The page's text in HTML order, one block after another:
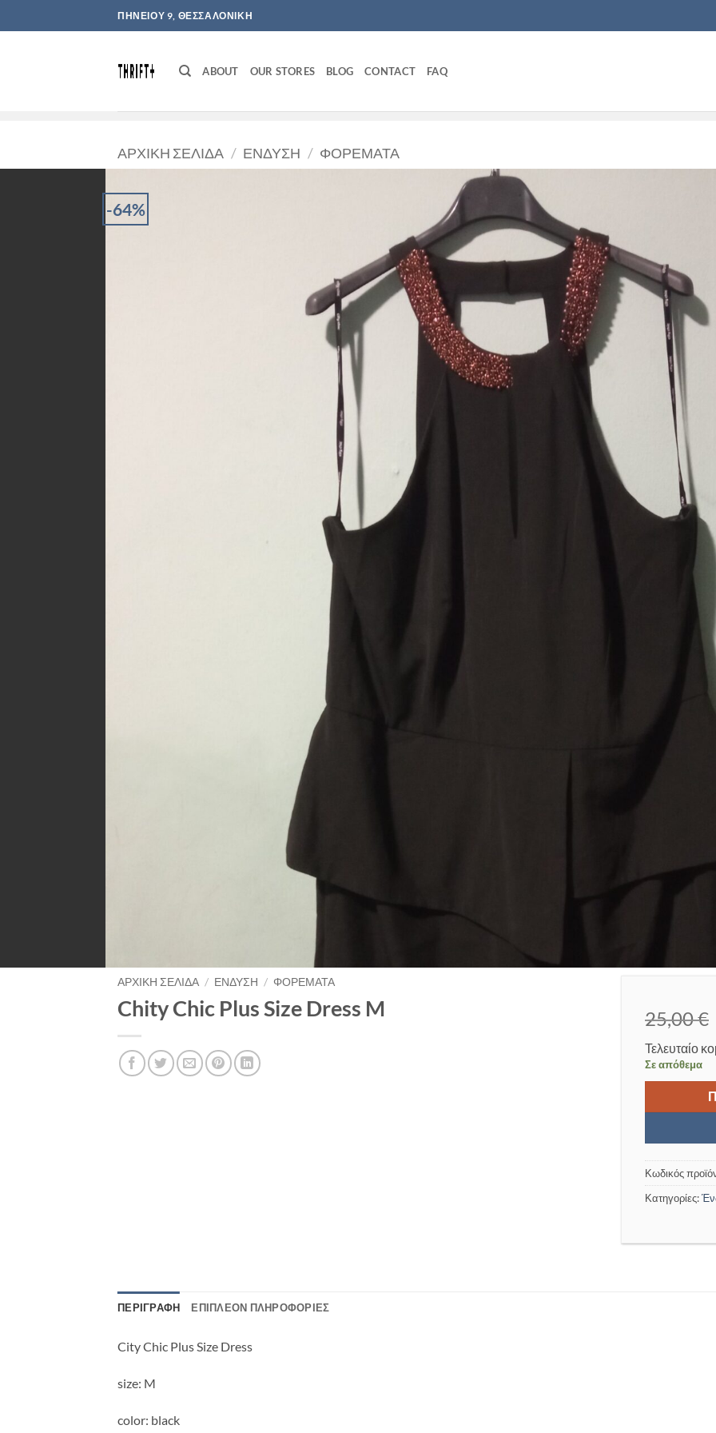
στο
ΠΗΝΕΙΟΥ 9, ΘΕΣΣΑΛΟΝΙΚΗ
ABOUT OUR STORES BLOG CONTACT FAQ
ΑΡΧΙΚΉ ΣΕΛΊΔΑ / ΈΝΔΥΣΗ / ΦΟΡΈΜΑΤΑ
-64%
ΑΡΧΙΚΉ ΣΕΛΊΔΑ / ΈΝΔΥΣΗ / ΦΟΡΈΜΑΤΑ
Chity Chic Plus Size Dress M 25,00€
Τελευταίο
Σε απόθεμα
Κωδικός
Κατηγορίες:
ΠΕΡΙΓΡΑΦΉ ΕΠΙΠΛΈΟΝ ΠΛΗΡΟΦΟΡΊΕΣ
City Chic Plus Size Dress
size: M
color: black